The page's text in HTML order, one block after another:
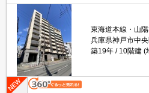
東海道本線・山
兵庫県神戸市中
築19年
10階建 (